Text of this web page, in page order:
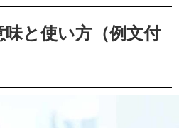
と使い方（例文付